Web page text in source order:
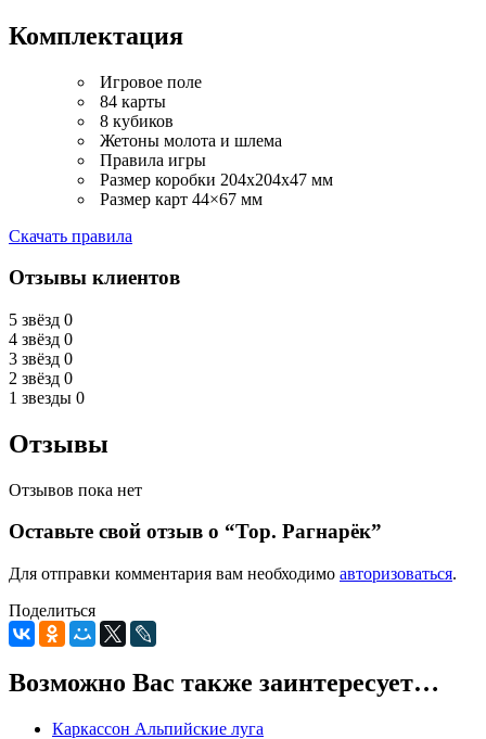
Комплектация
Игровое поле
84 карты
8 кубиков
Жетоны молота и шлема
Правила игры
Размер коробки 204x204x47 мм
Размер карт 44×67 мм
Скачать правила
Отзывы клиентов
5 звёзд 0
4 звёзд 0
3 звёзд 0
2 звёзд 0
1 звезды 0
Отзывы
Отзывов пока нет
Оставьте свой отзыв о “Тор. Рагнарёк”
Для отправки комментария вам необходимо авторизоваться.
Поделиться
Возможно Вас также заинтересует…
Каркассон Альпийские луга